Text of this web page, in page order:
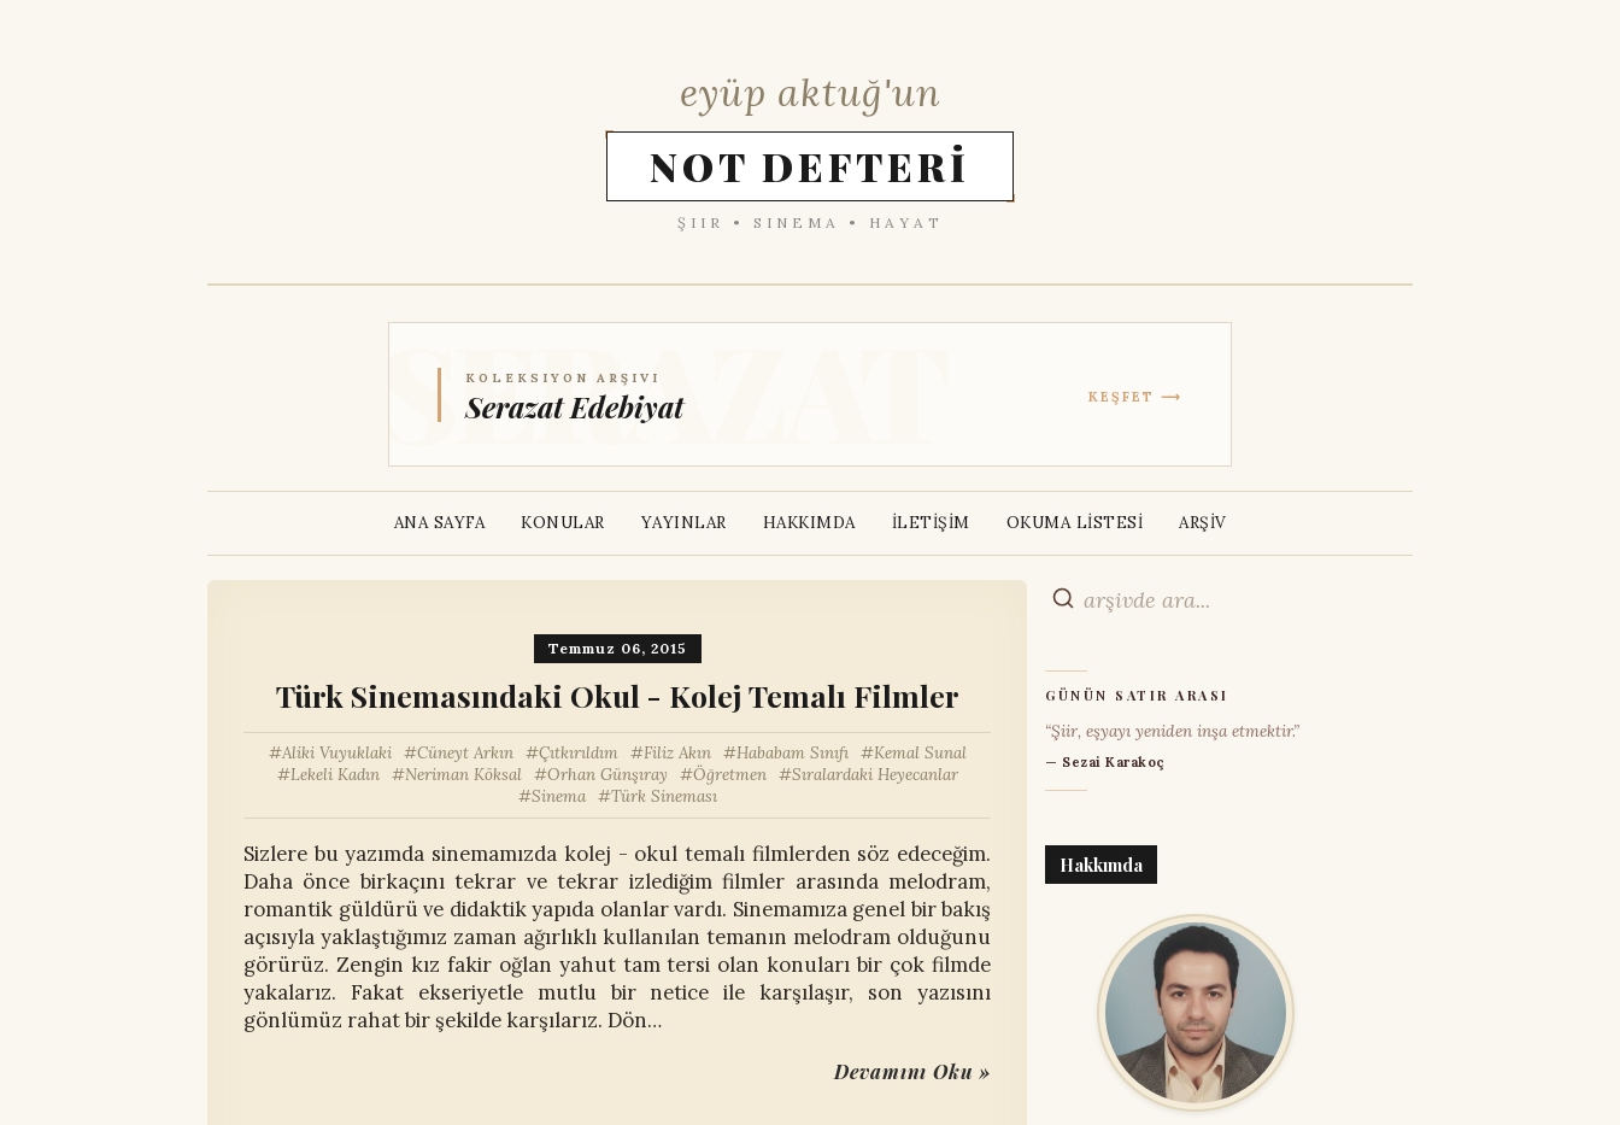
eyüp aktuğ'un
NOT DEFTERİ
ŞIIR • SINEMA • HAYAT
KOLEKSIYON ARŞIVI
Serazat Edebiyat KEŞFET ⟶
ANA SAYFA KONULAR YAYINLAR HAKKIMDA İLETİŞİM OKUMA LİSTESİ ARŞİV
Temmuz 06, 2015
Türk Sinemasındaki Okul - Kolej Temalı Filmler
Aliki Vuyuklaki Cüneyt Arkın Çıtkırıldım Filiz Akın Hababam Sınıfı
Kemal Sunal
Lekeli Kadın
Neriman Köksal Orhan Günşıray Öğretmen
Sıralardaki Heyecanlar
Sinema
Türk Sineması
Sizlere bu yazımda sinemamızda kolej - okul temalı filmlerden söz edeceğim.
Daha önce birkaçını tekrar ve tekrar izlediğim filmler arasında melodram,
romantik güldürü ve didaktik yapıda olanlar vardı. Sinemamıza genel bir bakış
açısıyla yaklaştığımız zaman ağırlıklı kullanılan temanın melodram olduğunu
görürüz. Zengin kız fakir oğlan yahut tam tersi olan konuları bir çok filmde
yakalarız. Fakat ekseriyetle mutlu bir netice ile karşılaşır, son yazısını
gönlümüz rahat bir şekilde karşılarız. Dön…
Devamını Oku »
GÜNÜN SATIR ARASI
“Şiir, eşyayı yeniden inşa etmektir.”
— Sezai Karakoç
Hakkımda